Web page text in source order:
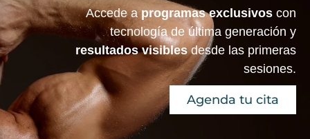
Accede aprogramas exclusivos con
tecnología de última generación y
resultados visiblesdesde las primeras
sesiones.
Agenda tu cita